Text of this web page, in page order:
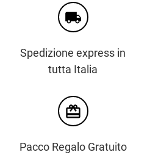
local_shipping
Spedizione express in
tutta Italia
card_giftcard
Pacco Regalo Gratuito